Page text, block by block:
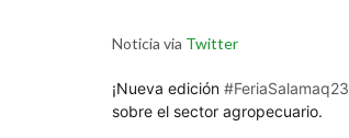
Noticia via Twitter
¡Nueva edición #FeriaSalamaq23
sobre el sector agropecuario.